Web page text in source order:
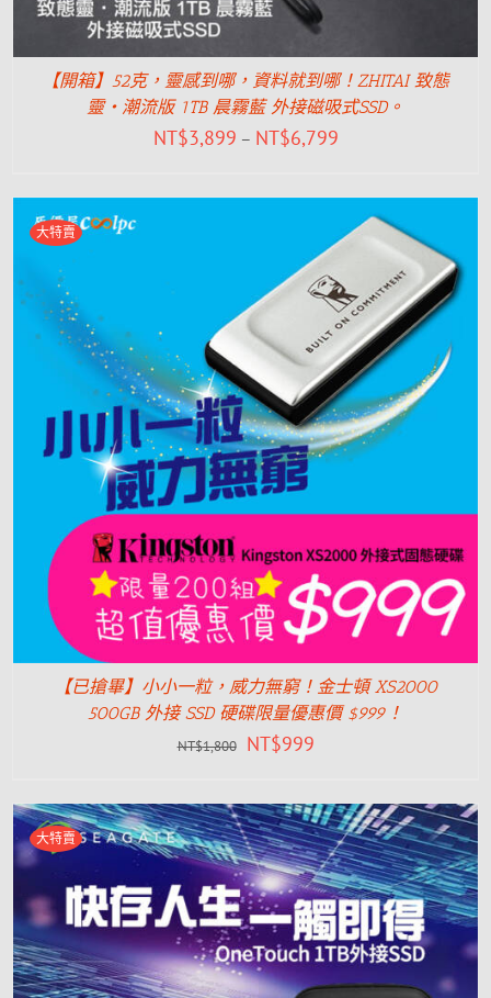
【開箱】52克，靈感到哪，資料就到哪！ZHITAI 致態
靈‧潮流版 1TB 晨霧藍 外接磁吸式SSD。
NT$3,899 – NT$6,799
大特賣
【已搶畢】小小一粒，威力無窮！金士頓 XS2000
500GB 外接 SSD 硬碟限量優惠價 $999！
NT$1,800 NT$999
大特賣